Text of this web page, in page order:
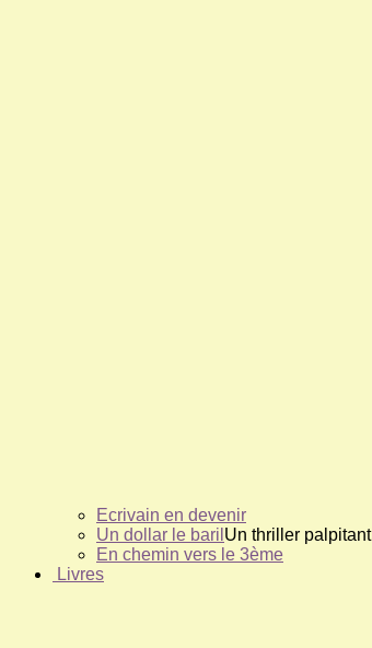
Ecrivain en devenir
Un dollar le baril Un thriller palpitant
En chemin vers le 3ème
Livres